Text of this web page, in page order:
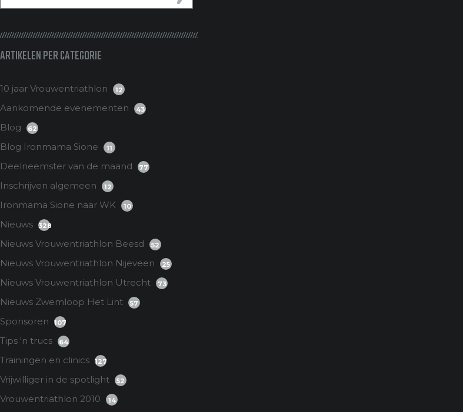
ARTIKELEN PER CATEGORIE
10 jaar Vrouwentriathlon 12
Aankomende evenementen 43
Blog 62
Blog Ironmama Sione 11
Deelneemster van de maand 77
Inschrijven algemeen 12
Ironmama Sione naar WK 10
Nieuws 328
Nieuws Vrouwentriathlon Beesd 52
Nieuws Vrouwentriathlon Nijeveen 25
Nieuws Vrouwentriathlon Utrecht 73
Nieuws Zwemloop Het Lint 57
Sponsoren 107
Tips 'n trucs 64
Trainingen en clinics 127
Vrijwilliger in de spotlight 52
Vrouwentriathlon 2010 14